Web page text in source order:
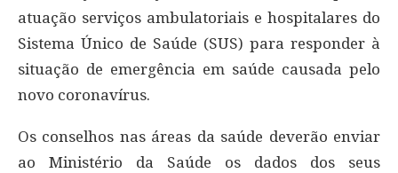
atuação serviços ambulatoriais e hospitalares do
Sistema Único de Saúde (SUS) para responder à
situação de emergência em saúde causada pelo
novo coronavírus.
Os conselhos nas áreas da saúde deverão enviar
ao Ministério da Saúde os dados dos seus